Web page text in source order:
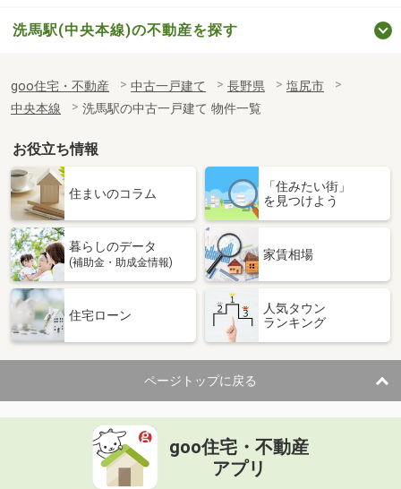
洗馬駅(中央本線)の不動産を探す
goo住宅・不動産 中古一戸建て 長野県
塩尻市
中央本線
洗馬駅の中古一戸建て 物件一覧
お役立ち情報
住まいのコラム
「住みたい街」
を見つけよう
暮らしのデータ
(補助金・助成金情報)
家賃相場
住宅ローン
人気タウン
ランキング
ページトップに戻る
goo住宅・不動産
アプリ